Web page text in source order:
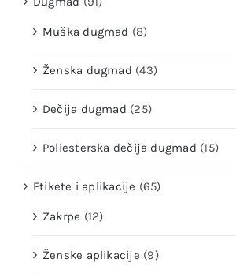
Muška dugmad (8)
Ženska dugmad (43)
Dečija dugmad (25)
Poliesterska dečija dugmad (15)
Etikete i aplikacije (65)
Zakrpe (12)
Ženske aplikacije (9)